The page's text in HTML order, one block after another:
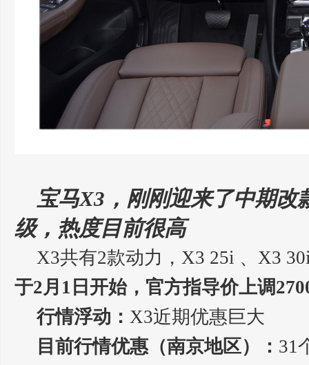
宝马X3，刚刚迎来了中期改
级，热度目前很高
X3共有2款动力，X3 25i 、X3
于2月1日开始，官方指导价上调
行情浮动： X3近期优惠巨大
目前行情优惠（南京地区）： 31